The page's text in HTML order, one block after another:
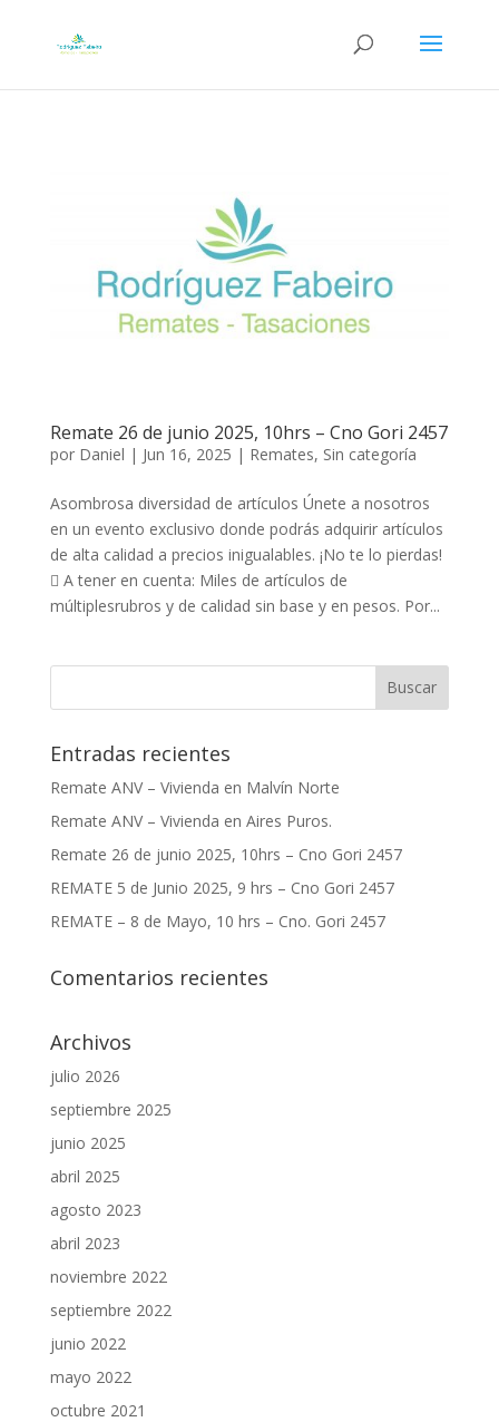
Remate 26 de junio 2025, 10hrs – Cno Gori 2457
por Daniel | Jun 16, 2025 | Remates, Sin categoría
Asombrosa diversidad de artículos Únete a nosotros
en un evento exclusivo donde podrás adquirir artículos
de alta calidad a precios inigualables. ¡No te lo pierdas!
 A tener en cuenta: Miles de artículos de
múltiplesrubros y de calidad sin base y en pesos. Por...
Entradas recientes
Remate ANV – Vivienda en Malvín Norte
Remate ANV – Vivienda en Aires Puros.
Remate 26 de junio 2025, 10hrs – Cno Gori 2457
REMATE 5 de Junio 2025, 9 hrs – Cno Gori 2457
REMATE – 8 de Mayo, 10 hrs – Cno. Gori 2457
Comentarios recientes
Archivos
julio 2026
septiembre 2025
junio 2025
abril 2025
agosto 2023
abril 2023
noviembre 2022
septiembre 2022
junio 2022
mayo 2022
octubre 2021